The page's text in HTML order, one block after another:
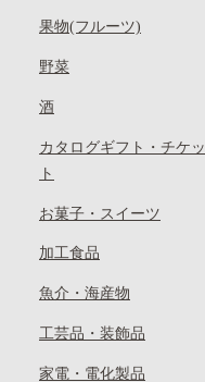
果物(フルーツ)
野菜
酒
カタログギフト・チケッ
ト
お菓子・スイーツ
加工食品
魚介・海産物
工芸品・装飾品
家電・電化製品